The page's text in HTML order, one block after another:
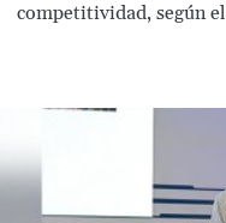
competitividad, según